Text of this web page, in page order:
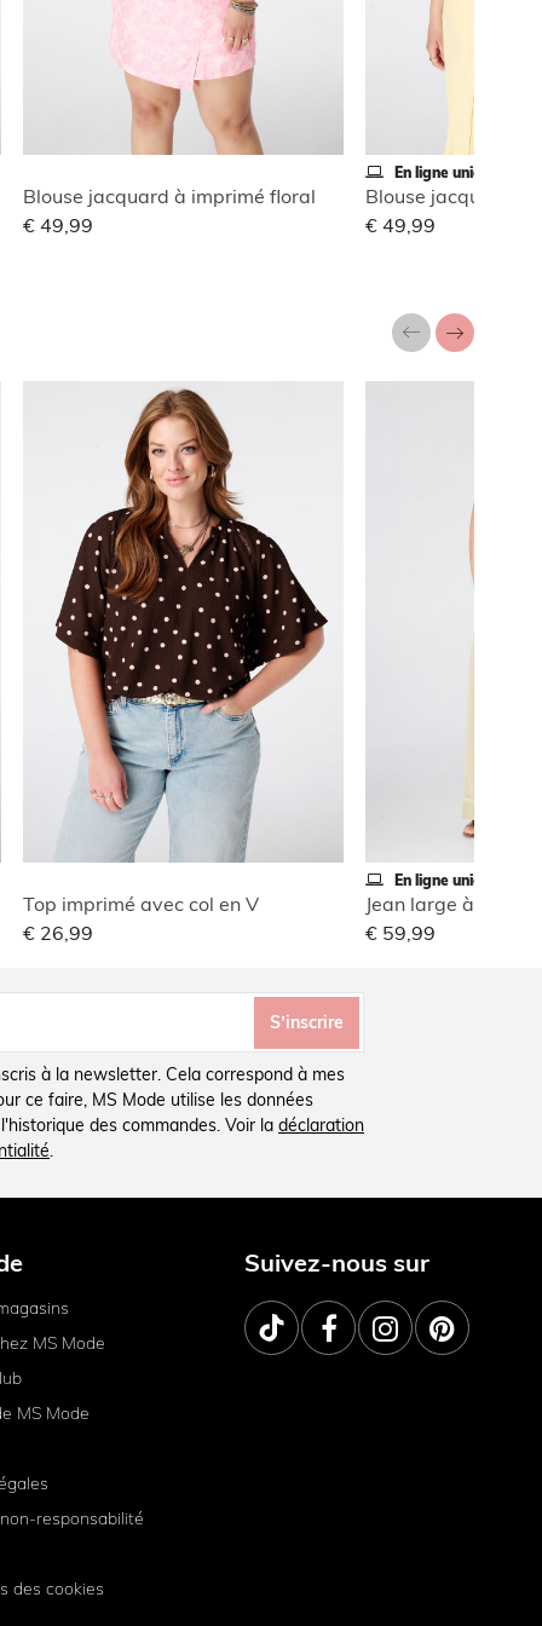
Blouse jacquard à imprimé floral
€ 49,99
En ligne uniquement
€ 49,99
Top imprimé avec col en V
€ 26,99
En ligne uniquement
Jean large à revers
€ 59,99
S’inscrire
à la newsletter. Cela correspond à mes
ce faire, MS Mode utilise les données
des commandes. Voir la déclaration
.
MS Mode
MS Mode
responsabilité
des cookies
Suivez-nous sur